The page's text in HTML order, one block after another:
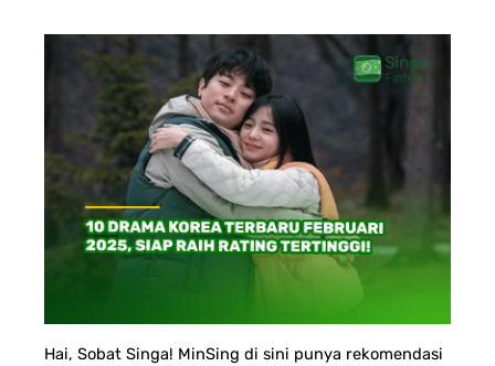
Hai, Sobat Singa! MinSing di sini punya rekomendasi